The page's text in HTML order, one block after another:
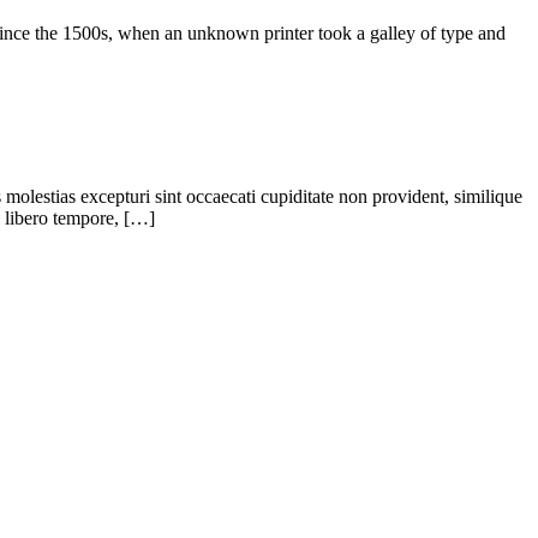
the 1500s, when an unknown printer took a galley of type and
excepturi sint occaecati cupiditate non provident, similique
libero tempore, […]